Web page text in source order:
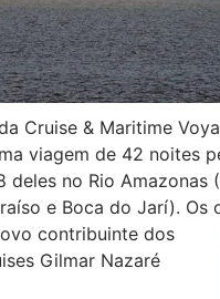
Cruise & Maritime
viagem de 42 noites
no Rio Amazonas
e Boca do Jarí).
contribuinte dos
Gilmar Nazaré